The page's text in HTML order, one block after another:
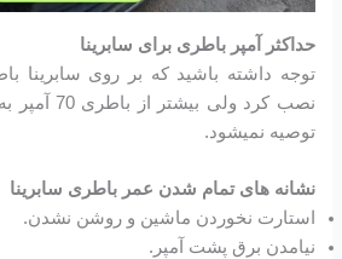
حداکثر آمپر باطری برای سابرینا
نصب کرد ولی
توصیه نمیشود.
نشانه های تمام شدن عمر باطری سابرینا
استارت نخوردن ماشین و روشن نشدن.
نیامدن برق پشت آمپر.